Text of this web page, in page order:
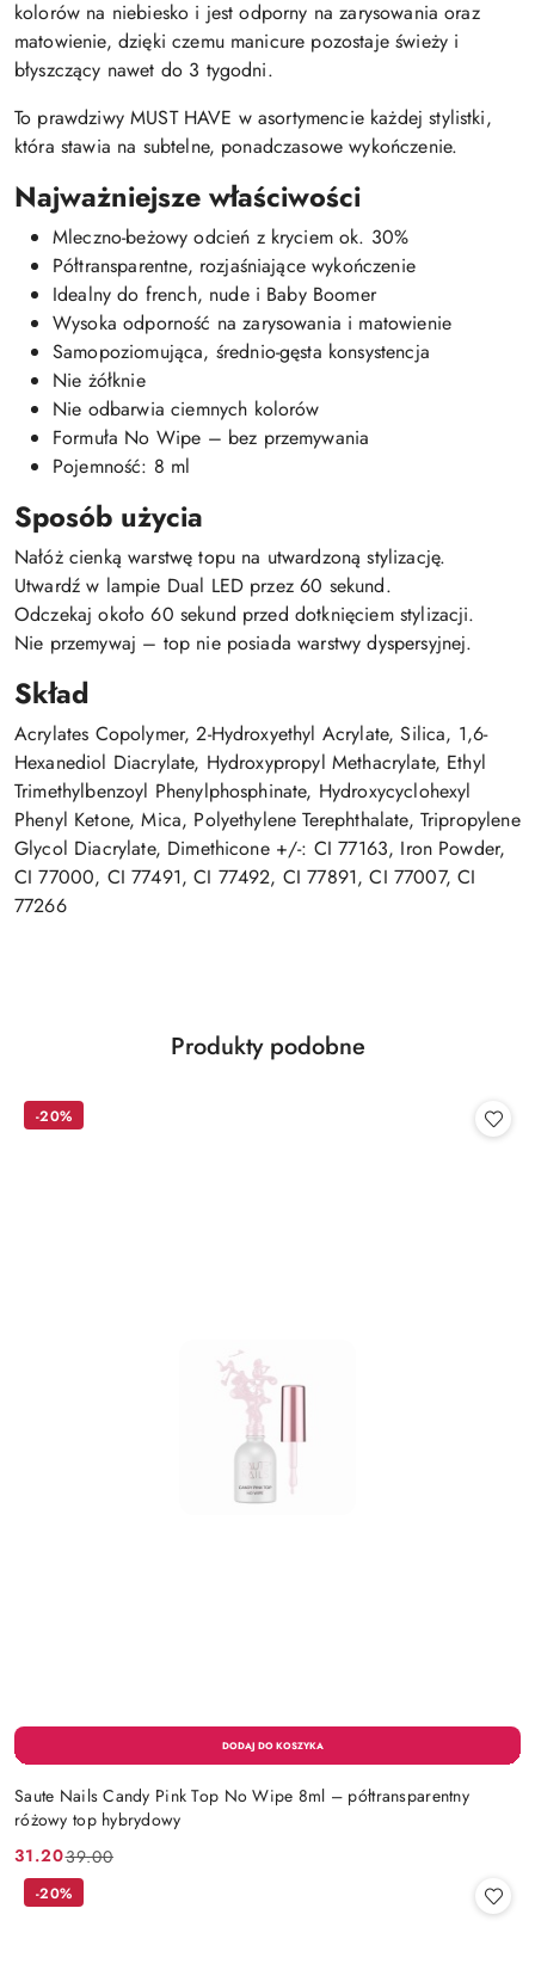
kolorów na niebiesko i jest odporny na zarysowania oraz
matowienie, dzięki czemu manicure pozostaje świeży i
błyszczący nawet do 3 tygodni.
To prawdziwy MUST HAVE w asortymencie każdej stylistki,
która stawia na subtelne, ponadczasowe wykończenie.
Najważniejsze właściwości
Mleczno-beżowy odcień z kryciem ok. 30%
Półtransparentne, rozjaśniające wykończenie
Idealny do french, nude i Baby Boomer
Wysoka odporność na zarysowania i matowienie
Samopoziomująca, średnio-gęsta konsystencja
Nie żółknie
Nie odbarwia ciemnych kolorów
Formuła No Wipe – bez przemywania
Pojemność: 8 ml
Sposób użycia
Nałóż cienką warstwę topu na utwardzoną stylizację.
Utwardź w lampie Dual LED przez 60 sekund.
Odczekaj około 60 sekund przed dotknięciem stylizacji.
Nie przemywaj – top nie posiada warstwy dyspersyjnej.
Skład
Acrylates Copolymer, 2-Hydroxyethyl Acrylate, Silica, 1,6-
Hexanediol Diacrylate, Hydroxypropyl Methacrylate, Ethyl
Trimethylbenzoyl Phenylphosphinate, Hydroxycyclohexyl
Phenyl Ketone, Mica, Polyethylene Terephthalate, Tripropylene
Glycol Diacrylate, Dimethicone +/-: CI 77163, Iron Powder,
CI 77000, CI 77491, CI 77492, CI 77891, CI 77007, CI
77266
Pomiń karuzelę produktów
Produkty
Produkty podobne
Saute Nails Candy Pink Top No Wipe 8ml – półtransparentny
różowy top hybrydowy
Cena
promocyjna:
31.20
Cena
przed
39.00
-20%
-20%